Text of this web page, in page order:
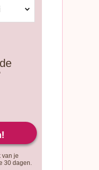
van je
30 dagen.